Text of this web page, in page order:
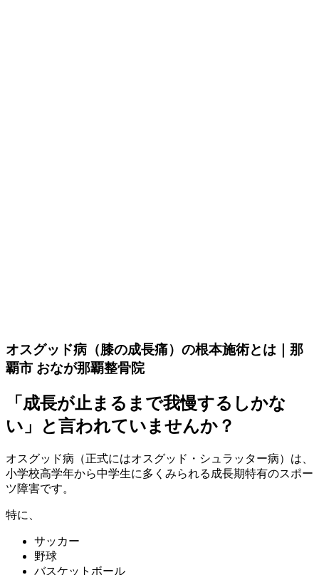
オスグッド病（膝の成長痛）の根本施術とは｜那
覇市 おなが那覇整骨院
「成長が止まるまで我慢するしかな
い」と言われていませんか？
オスグッド病（正式にはオスグッド・シュラッター病）は、
小学校高学年から中学生に多くみられる成長期特有のスポー
ツ障害です。
特に、
サッカー
野球
バスケットボール